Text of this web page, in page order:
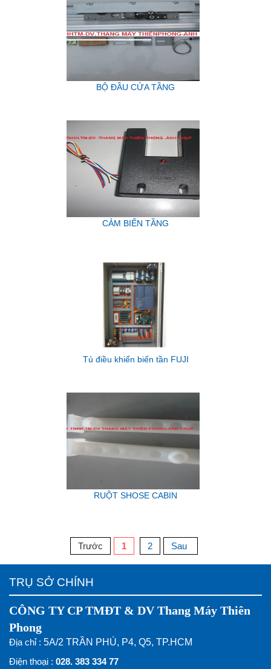
BỘ ĐẦU CỬA TẦNG
CẢM BIẾN TẦNG
Tủ điều khiển biến tần FUJI
RUỘT SHOSE CABIN
Trước 1 2 Sau
TRỤ SỞ CHÍNH
CÔNG TY CP TMĐT & DV Thang Máy Thiên
Phong
Địa chỉ : 5A/2 TRẦN PHÚ, P4, Q5, TP.HCM
Điện thoại : 028. 383 334 77